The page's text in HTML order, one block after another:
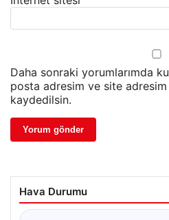
Daha sonraki yorumlarımda
posta adresim ve site adresim
kaydedilsin.
Hava Durumu